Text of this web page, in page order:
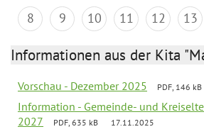
8
9 10 11 12 13
Informationen aus der Kita
Vorschau - Dezember 2025 PDF, 146 kB
Information - Gemeinde- und
2027
PDF, 635 kB 17.11.2025